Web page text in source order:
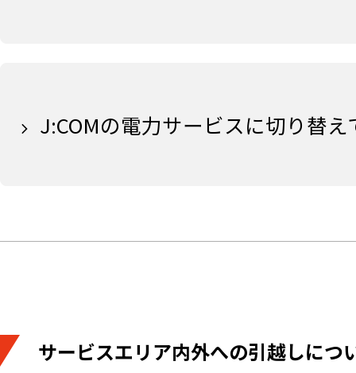
J:COMの電力サービスに切り替
サービスエリア内外への引越しにつ